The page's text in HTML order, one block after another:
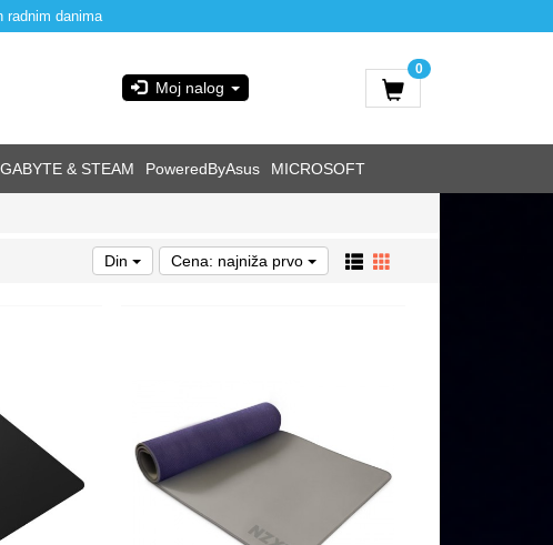
radnim danima
Moj nalog
0
& STEAM PoweredByAsus MICROSOFT
Din Cena: najniža prvo